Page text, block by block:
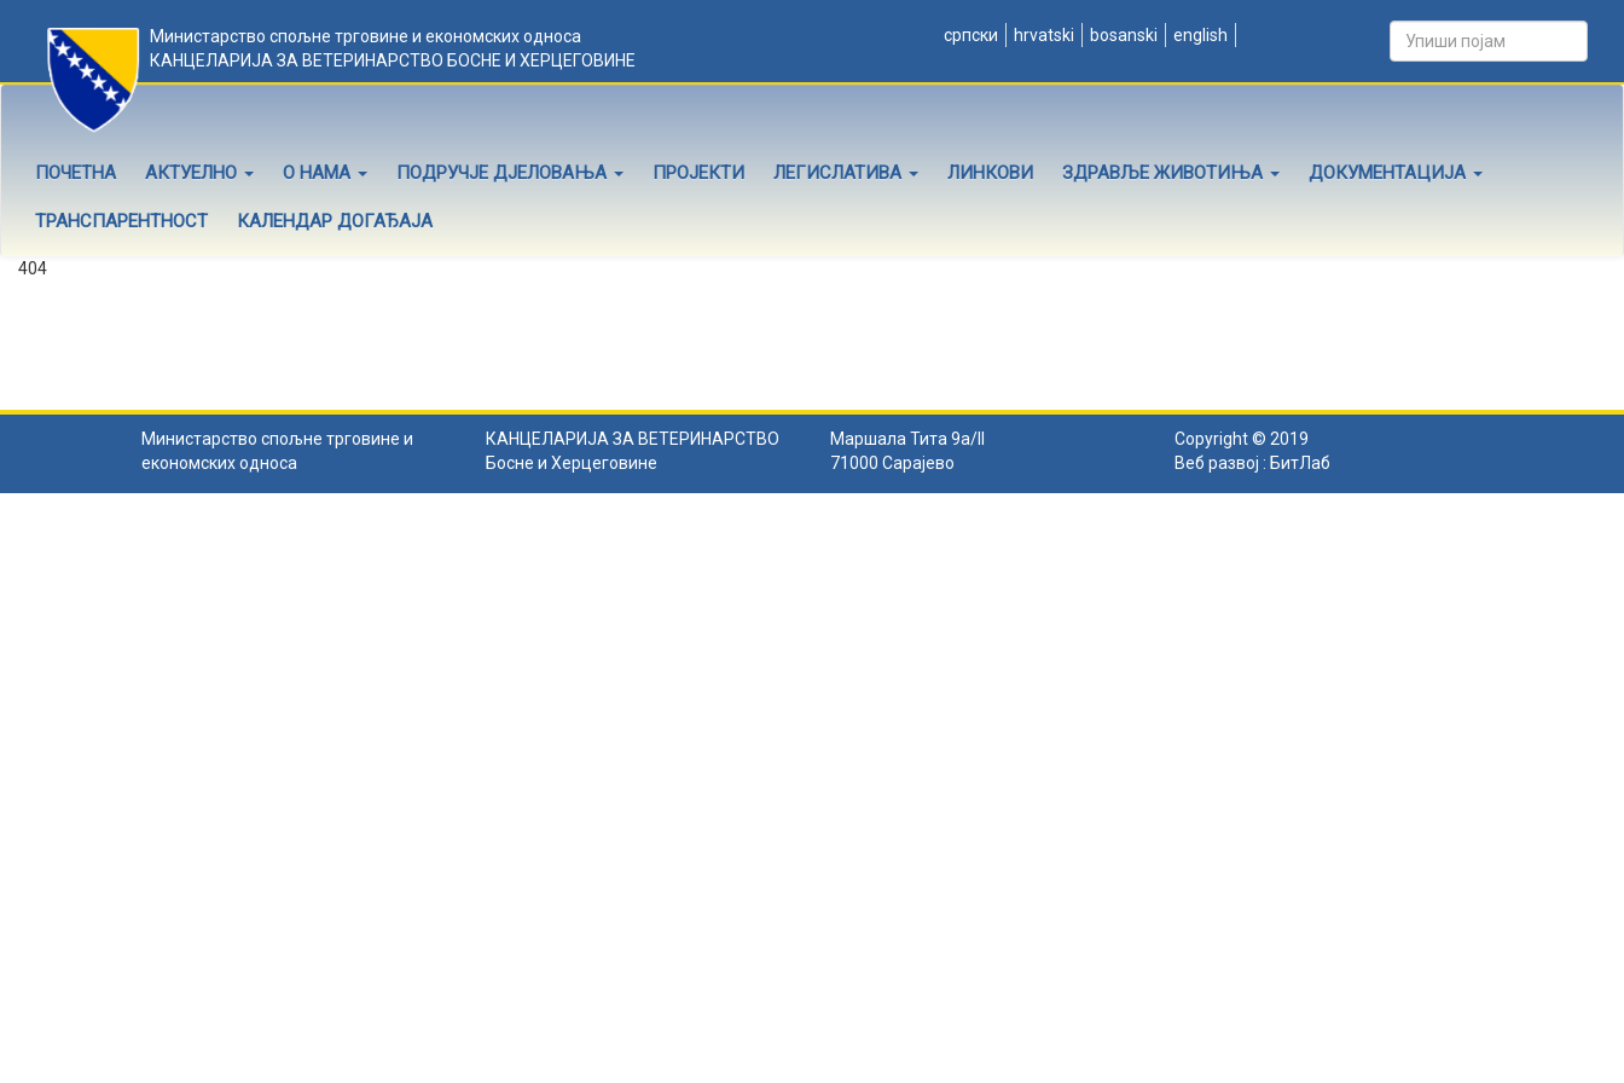
Министарство спољне трговине и економских односа
КАНЦЕЛАРИЈА ЗА ВЕТЕРИНАРСТВО БОСНЕ И ХЕРЦЕГОВИНЕ
српски hrvatski bosanski english
ПОЧЕТНА АКТУЕЛНО О НАМА ПОДРУЧЈЕ ДЈЕЛОВАЊА ПРОЈЕКТИ ЛЕГИСЛАТИВА ЛИНКОВИ ЗДРАВЉЕ ЖИВОТИЊА ДОКУМЕНТАЦИЈА
ТРАНСПАРЕНТНОСТ КАЛЕНДАР ДОГАЂАЈА
404
Министарство спољне трговине и
економских односа
КАНЦЕЛАРИЈА ЗА ВЕТЕРИНАРСТВО
Босне и Херцеговине
Маршала Тита 9а/II
71000 Сарајево
Copyright © 2019
Веб развој : БитЛаб